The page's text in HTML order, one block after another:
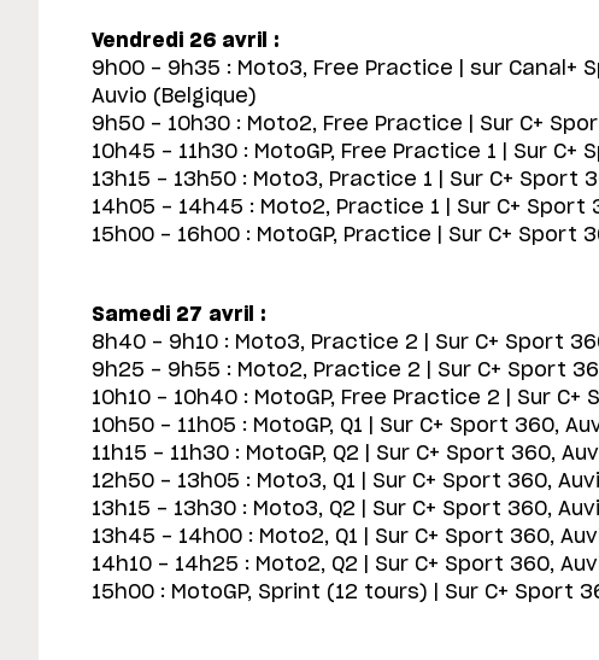
Vendredi 26 avril :
9h00 - 9h35 : Moto3, Free Practice | sur Canal+
Auvio (Belgique)
9h50 - 10h30 : Moto2, Free Practice | Sur C+
10h45 - 11h30 : MotoGP, Free Practice 1 | Sur C+
13h15 - 13h50 : Moto3, Practice 1 | Sur C+ Sport
14h05 - 14h45 : Moto2, Practice 1 | Sur C+ Sport
15h00 - 16h00 : MotoGP, Practice | Sur C+ Sport
Samedi 27 avril :
8h40 - 9h10 : Moto3, Practice 2 | Sur C+ Sport
9h25 - 9h55 : Moto2, Practice 2 | Sur C+ Sport
10h10 - 10h40 : MotoGP, Free Practice 2 | Sur C+
10h50 - 11h05 : MotoGP, Q1 | Sur C+ Sport 360,
11h15 - 11h30 : MotoGP, Q2 | Sur C+ Sport 360,
12h50 - 13h05 : Moto3, Q1 | Sur C+ Sport 360,
13h15 - 13h30 : Moto3, Q2 | Sur C+ Sport 360,
13h45 - 14h00 : Moto2, Q1 | Sur C+ Sport 360,
14h10 - 14h25 : Moto2, Q2 | Sur C+ Sport 360,
15h00 : MotoGP, Sprint (12 tours) | Sur C+ Sport